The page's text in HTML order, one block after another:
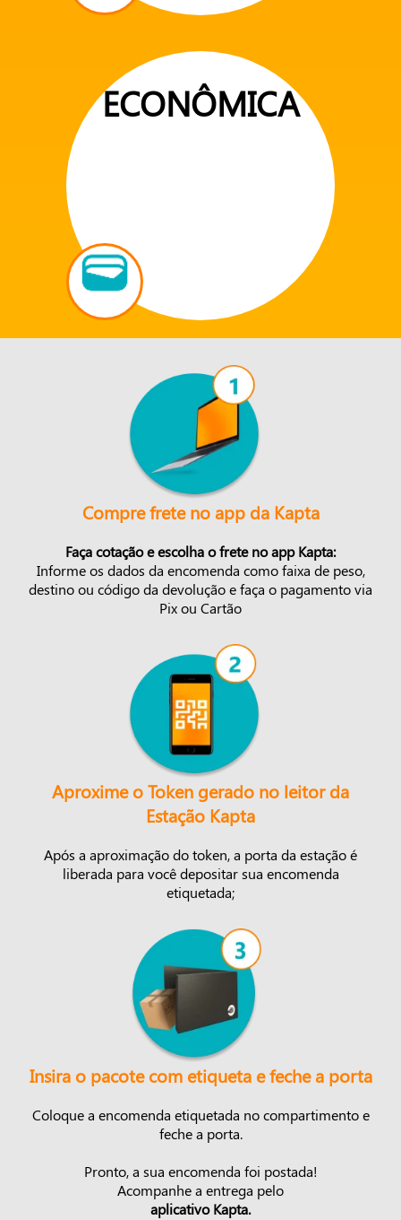
ECONÔMICA
Compre frete no app da Kapta
Faça cotação e escolha o frete no app Kapta:
Informe os dados da encomenda como faixa de peso,
destino ou código da devolução e faça o pagamento via
Pix ou Cartão
Aproxime o Token gerado no leitor da
Estação Kapta
Após a aproximação do token, a porta da estação é
liberada para você depositar sua encomenda
etiquetada;
Insira o pacote com etiqueta e feche a porta
Coloque a encomenda etiquetada no compartimento e
feche a porta.
Pronto, a sua encomenda foi postada!
Acompanhe a entrega pelo
aplicativo Kapta.